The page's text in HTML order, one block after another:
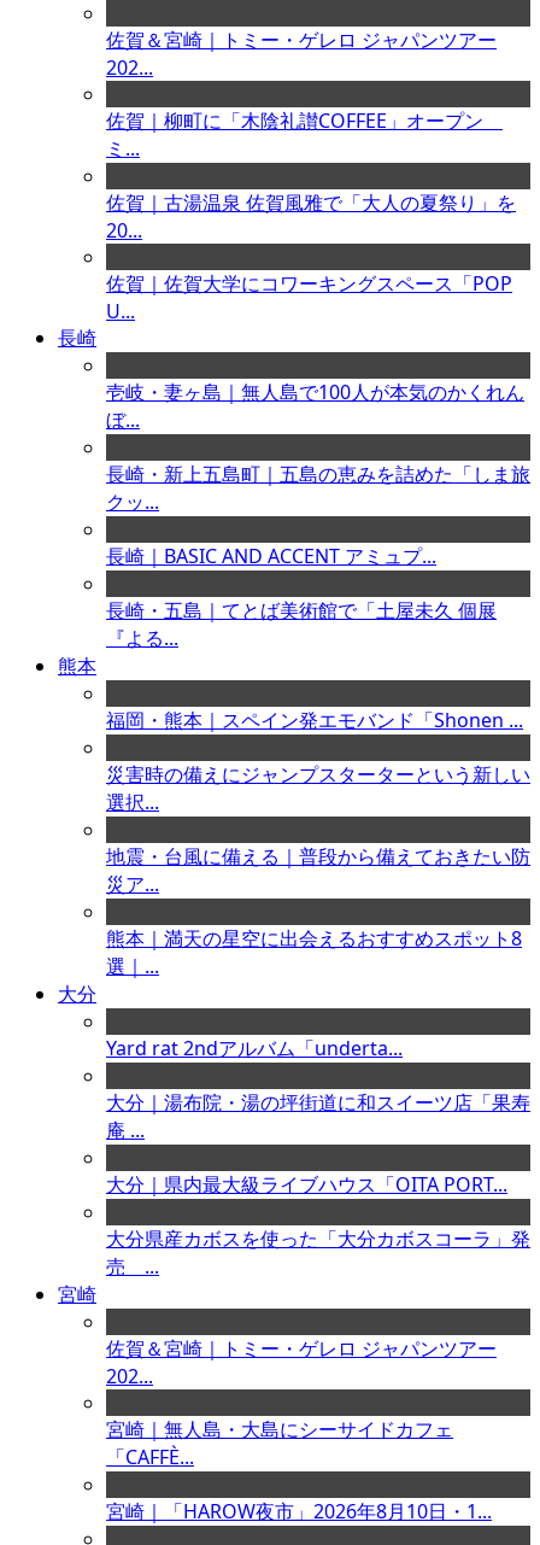
佐賀＆宮崎｜トミー・ゲレロ ジャパンツアー
202...
佐賀｜柳町に「木陰礼讃COFFEE」オープン
ミ...
佐賀｜古湯温泉 佐賀風雅で「大人の夏祭り」を
20...
佐賀｜佐賀大学にコワーキングスペース「POP
U...
長崎
壱岐・妻ヶ島｜無人島で100人が本気のかくれん
ぼ...
長崎・新上五島町｜五島の恵みを詰めた「しま旅
クッ...
長崎｜BASIC AND ACCENT アミュプ...
長崎・五島｜てとば美術館で「土屋未久 個展
『よる...
熊本
福岡・熊本｜スペイン発エモバンド「Shonen ...
災害時の備えにジャンプスターターという新しい
選択...
地震・台風に備える｜普段から備えておきたい防
災ア...
熊本｜満天の星空に出会えるおすすめスポット8
選｜...
大分
Yard rat 2ndアルバム「underta...
大分｜湯布院・湯の坪街道に和スイーツ店「果寿
庵 ...
大分｜県内最大級ライブハウス「OITA PORT...
大分県産カボスを使った「大分カボスコーラ」発
売 ...
宮崎
佐賀＆宮崎｜トミー・ゲレロ ジャパンツアー
202...
宮崎｜無人島・大島にシーサイドカフェ
「CAFFÈ...
宮崎｜「HAROW夜市」2026年8月10日・1...